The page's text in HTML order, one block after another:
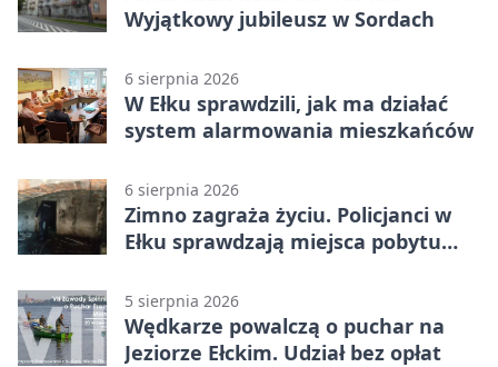
Wyjątkowy jubileusz w Sordach
6 sierpnia 2026
W Ełku sprawdzili, jak ma działać
system alarmowania mieszkańców
6 sierpnia 2026
Zimno zagraża życiu. Policjanci w
Ełku sprawdzają miejsca pobytu
5 sierpnia 2026
Wędkarze powalczą o puchar na
Jeziorze Ełckim. Udział bez opłat